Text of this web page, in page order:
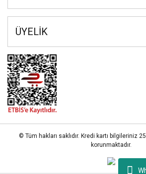
ÜYELİK
© Tüm hakları saklıdır. Kredi kartı bilgileriniz
korunmaktadır.